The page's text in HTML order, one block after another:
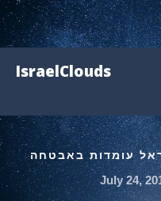
IsraelClouds
July 24,